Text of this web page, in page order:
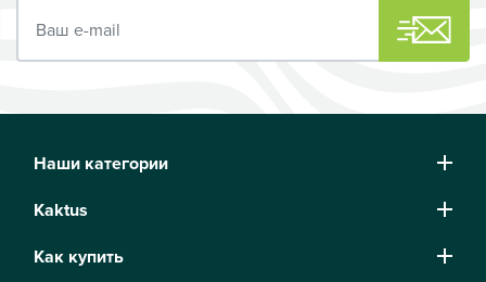
Наши категории
Kaktus
Как купить